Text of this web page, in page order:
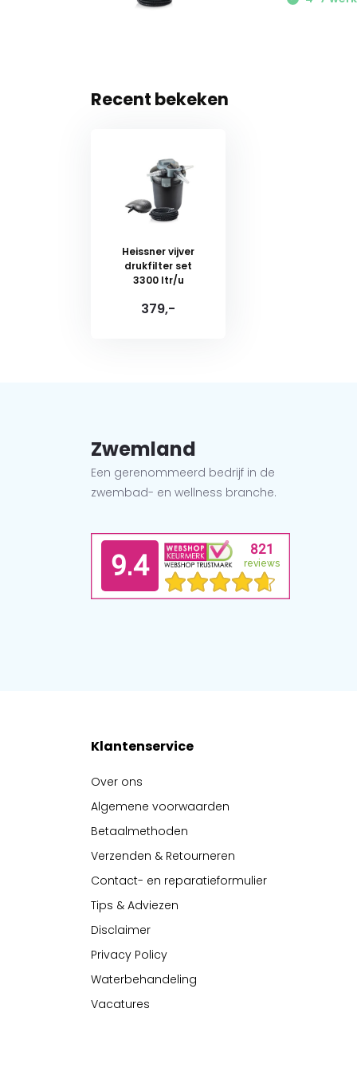
Recent bekeken
Heissner vijver
drukfilter set
3300 ltr/u
379,-
Zwemland
Een gerenommeerd bedrijf in de
zwembad- en wellness branche.
Klantenservice
Over ons
Algemene voorwaarden
Betaalmethoden
Verzenden & Retourneren
Contact- en reparatieformulier
Tips & Adviezen
Disclaimer
Privacy Policy
Waterbehandeling
Vacatures